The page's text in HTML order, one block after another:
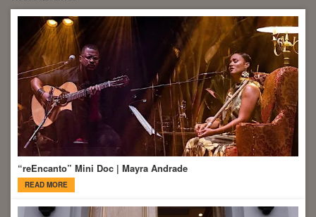
“reEncanto” Mini Doc | Mayra Andrade
READ MORE